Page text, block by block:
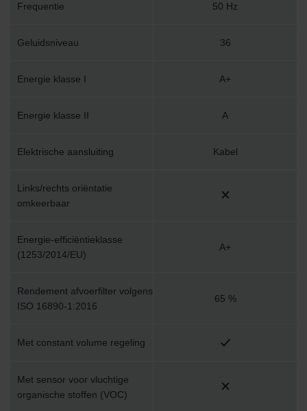
Frequentie 50 Hz
Geluidsniveau 36
Energie klasse I A+
Energie klasse II A
Elektrische aansluiting Kabel
Links/rechts oriëntatie
omkeerbaar
Energie-efficiëntieklasse
(1253/2014/EU)
A+
Rendement afvoerfilter volgens
ISO 16890-1:2016
65 %
Met constant volume regeling
Met sensor voor vluchtige
organische stoffen (VOC)